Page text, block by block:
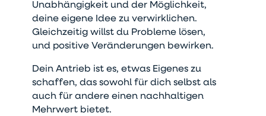
Unabhängigkeit und der Möglichkeit,
deine eigene Idee zu verwirklichen.
Gleichzeitig willst du Probleme lösen,
und positive Veränderungen bewirken.
Dein Antrieb ist es, etwas Eigenes zu
schaffen, das sowohl für dich selbst als
auch für andere einen nachhaltigen
Mehrwert bietet.